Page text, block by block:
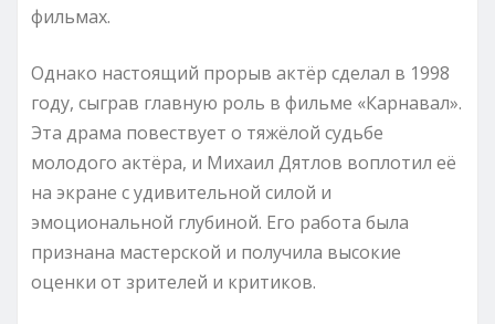
фильмах.
Однако настоящий прорыв актёр сделал в 1998
году, сыграв главную роль в фильме «Карнавал».
Эта драма повествует о тяжёлой судьбе
молодого актёра, и Михаил Дятлов воплотил её
на экране с удивительной силой и
эмоциональной глубиной. Его работа была
признана мастерской и получила высокие
оценки от зрителей и критиков.